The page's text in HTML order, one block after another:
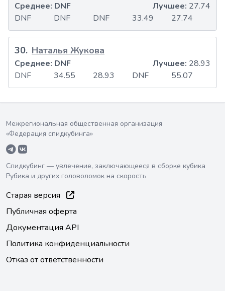
DNF DNF DNF 33.49 27.74
Среднее: DNF Лучшее: 27.74
30. Наталья Жукова
DNF 34.55 28.93 DNF 55.07
Среднее: DNF Лучшее: 28.93
Межрегиональная общественная организация
«Федерация спидкубинга»
Спидкубинг — увлечение, заключающееся в сборке кубика
Рубика и других головоломок на скорость
Старая версия
Публичная оферта
Документация API
Политика конфиденциальности
Отказ от ответственности